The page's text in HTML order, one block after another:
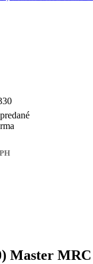
Master MRC